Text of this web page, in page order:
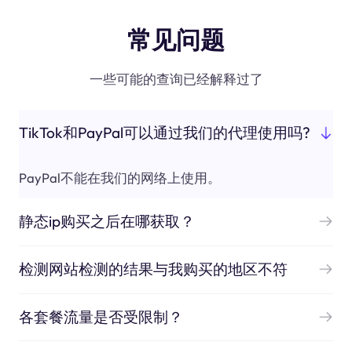
常见问题
一些可能的查询已经解释过了
TikTok和PayPal可以通过我们的代理使用吗?
PayPal不能在我们的网络上使用。
静态ip购买之后在哪获取？
检测网站检测的结果与我购买的地区不符
各套餐流量是否受限制？